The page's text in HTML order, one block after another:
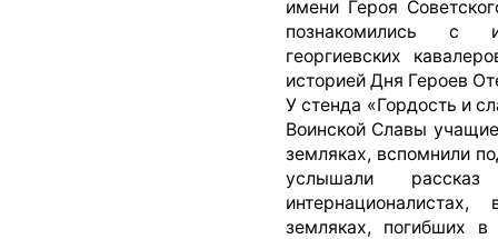
имени Героя
познакомились с
георгиевских
историей Дня Героев
У стенда «Гордость и
Воинской Славы
земляках, вспомнили
услышали
земляках, погибших